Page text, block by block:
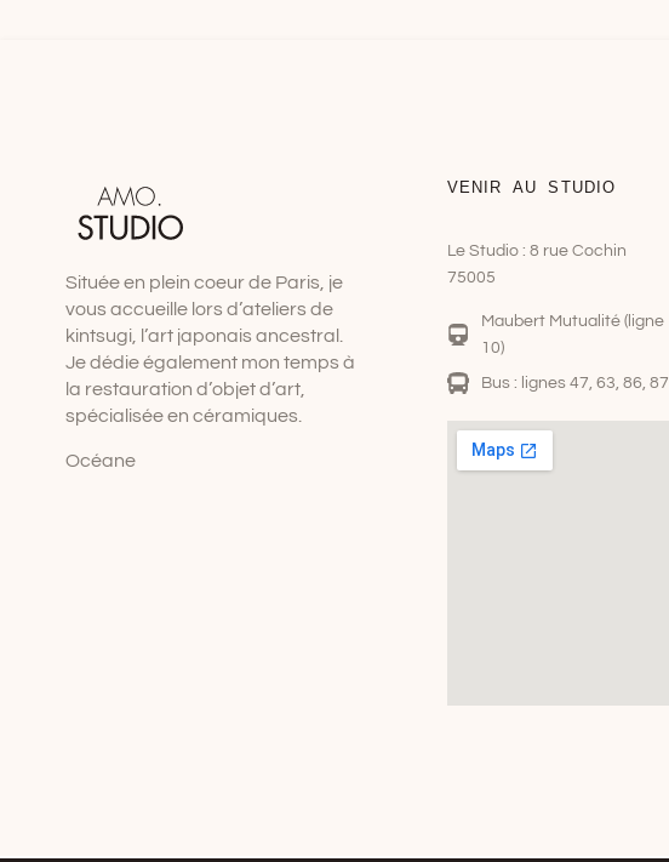
Située en plein coeur de Paris, je
vous accueille lors d’ateliers de
kintsugi, l’art japonais ancestral.
Je dédie également mon temps à
la restauration d’objet d’art,
spécialisée en céramiques.
Océane
VENIR AU STUDIO
Le Studio : 8 rue Cochin
75005
Maubert Mutualité (ligne
10)
Bus : lignes 47, 63, 86, 87